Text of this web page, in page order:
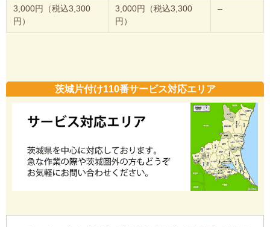
3,000円（税込3,300
円）
3,000円（税込3,300
円）
–
茨城片付け110番サービス対応エリア